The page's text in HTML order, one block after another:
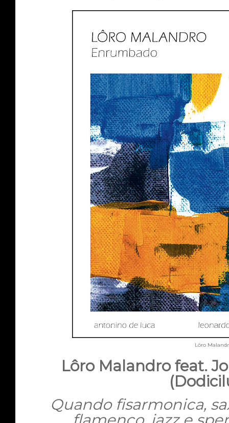
Lôro
Lôro Malandro feat.
Quando fisarmonica,